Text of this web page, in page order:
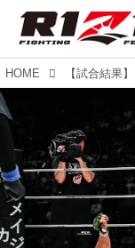
HOME